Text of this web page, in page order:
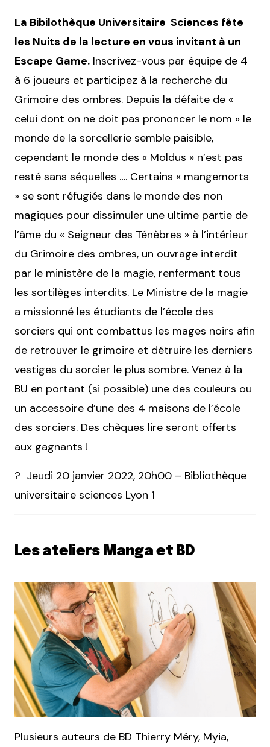
La Bibilothèque Universitaire Sciences fête
les Nuits de la lecture en vous invitant à un
Escape Game. Inscrivez-vous par équipe de 4
à 6 joueurs et participez à la recherche du
Grimoire des ombres. Depuis la défaite de «
celui dont on ne doit pas prononcer le nom » le
monde de la sorcellerie semble paisible,
cependant le monde des « Moldus » n’est pas
resté sans séquelles …. Certains « mangemorts
» se sont réfugiés dans le monde des non
magiques pour dissimuler une ultime partie de
l’âme du « Seigneur des Ténèbres » à l’intérieur
du Grimoire des ombres, un ouvrage interdit
par le ministère de la magie, renfermant tous
les sortilèges interdits. Le Ministre de la magie
a missionné les étudiants de l’école des
sorciers qui ont combattus les mages noirs afin
de retrouver le grimoire et détruire les derniers
vestiges du sorcier le plus sombre. Venez à la
BU en portant (si possible) une des couleurs ou
un accessoire d’une des 4 maisons de l’école
des sorciers. Des chèques lire seront offerts
aux gagnants !
? Jeudi 20 janvier 2022, 20h00 – Bibliothèque
universitaire sciences Lyon 1
Les ateliers Manga et BD
Plusieurs auteurs de BD Thierry Méry, Myia,